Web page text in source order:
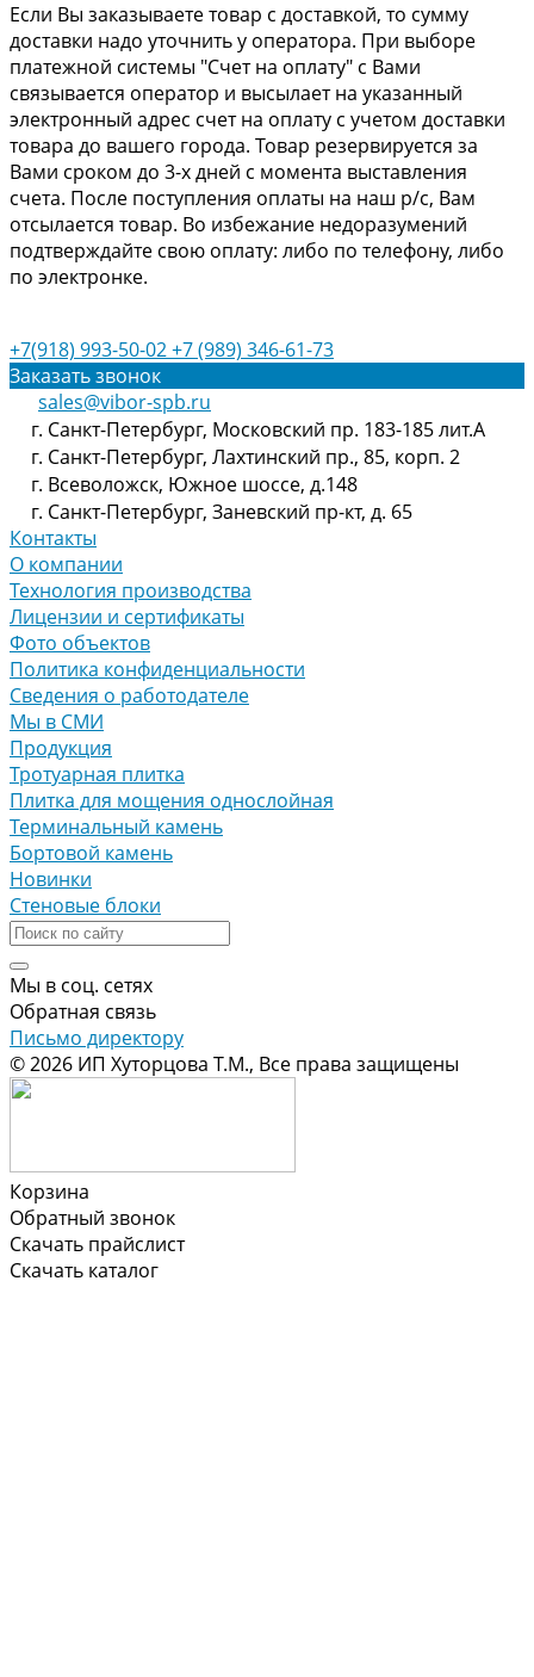
Если Вы заказываете товар с доставкой, то сумму
доставки надо уточнить у оператора. При выборе
платежной системы "Счет на оплату" с Вами
связывается оператор и высылает на указанный
электронный адрес счет на оплату с учетом доставки
товара до вашего города. Товар резервируется за
Вами сроком до 3-х дней с момента выставления
счета. После поступления оплаты на наш р/с, Вам
отсылается товар. Во избежание недоразумений
подтверждайте свою оплату: либо по телефону, либо
по электронке.
+7(918) 993-50-02+7 (989) 346-61-73
Заказать звонок
sales@vibor-spb.ru
г. Санкт-Петербург, Московский пр. 183-185 лит.А
г. Санкт-Петербург, Лахтинский пр., 85, корп. 2
г. Всеволожск, Южное шоссе, д.148
г. Санкт-Петербург, Заневский пр-кт, д. 65
Контакты
О компании
Технология производства
Лицензии и сертификаты
Фото объектов
Политика конфиденциальности
Сведения о работодателе
Мы в СМИ
Продукция
Тротуарная плитка
Плитка для мощения однослойная
Терминальный камень
Бортовой камень
Новинки
Стеновые блоки
Мы в соц. сетях
Обратная связь
Письмо директору
© 2026 ИП Хуторцова Т.М., Все права защищены
Корзина
Обратный звонок
Скачать прайслист
Скачать каталог